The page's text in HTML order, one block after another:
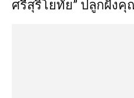
ศรีสุริโยทัย” ปลูกฝัง